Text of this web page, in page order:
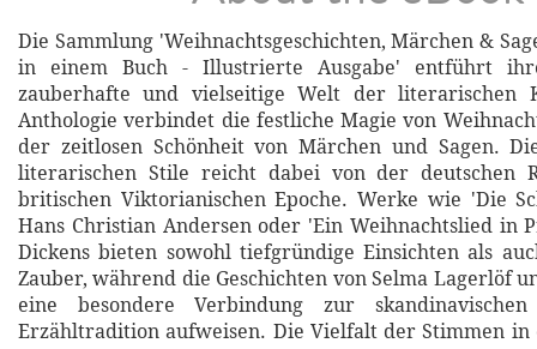
Die Sammlung 'Weihnachtsgeschichten, Märchen &
in einem Buch - Illustrierte Ausgabe' entführt
zauberhafte und vielseitige Welt der literarischen
Anthologie verbindet die festliche Magie von
der zeitlosen Schönheit von Märchen und Sagen.
literarischen Stile reicht dabei von der deutschen
britischen Viktorianischen Epoche. Werke wie 'Die
Hans Christian Andersen oder 'Ein Weihnachtslied in
Dickens bieten sowohl tiefgründige Einsichten als
Zauber, während die Geschichten von Selma Lagerlöf
eine besondere Verbindung zur
Erzähltradition aufweisen. Die Vielfalt der Stimmen in